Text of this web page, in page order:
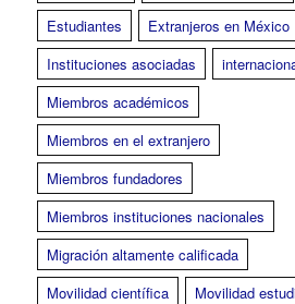
Estudiantes
Extranjeros en México
Instituciones asociadas
Miembros académicos
Miembros en el extranjero
Miembros fundadores
Miembros instituciones nacionales
Migración altamente calificada
Movilidad científica
Movilidad